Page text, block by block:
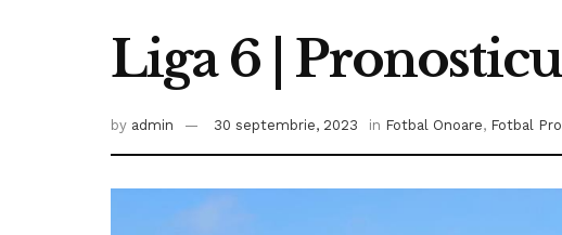
Liga 6 |
by admin 30 septembrie, 2023 in Fotbal Onoare, Fotbal